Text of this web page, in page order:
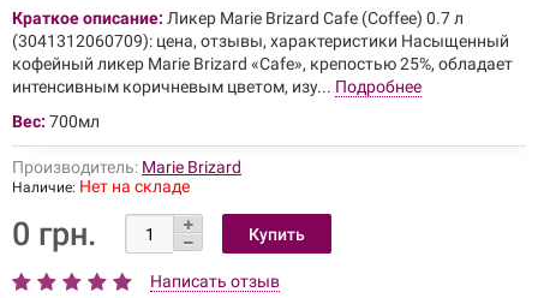
Краткое описание: Ликер Marie Brizard Cafe (Coffee) 0.7 л
(3041312060709): цена, отзывы, характеристики Насыщенный
кофейный ликер Marie Brizard «Cafe», крепостью 25%, обладает
интенсивным коричневым цветом, изу... Подробнее
Вес: 700мл
Производитель: Marie Brizard
Наличие: Нет на складе
0 грн.
Написать отзыв